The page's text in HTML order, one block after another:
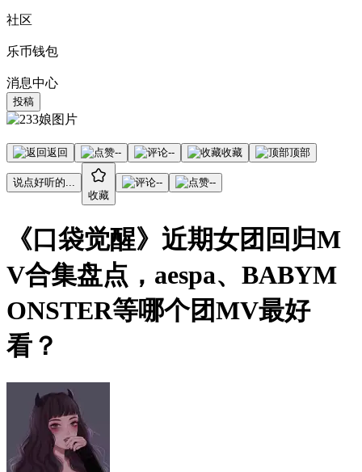
社区
乐币钱包
消息中心
投稿
返回 -- -- 收藏 顶部
说点好听的...
收藏
-- --
《口袋觉醒》近期女团回归M
V合集盘点，aespa、BABYM
ONSTER等哪个团MV最好
看？